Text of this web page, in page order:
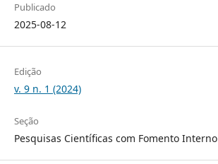
Publicado
2025-08-12
Edição
v. 9 n. 1 (2024)
Seção
Pesquisas Científicas com Fomento Interno